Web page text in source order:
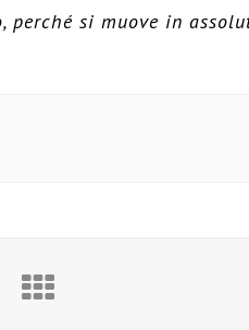
si muove in